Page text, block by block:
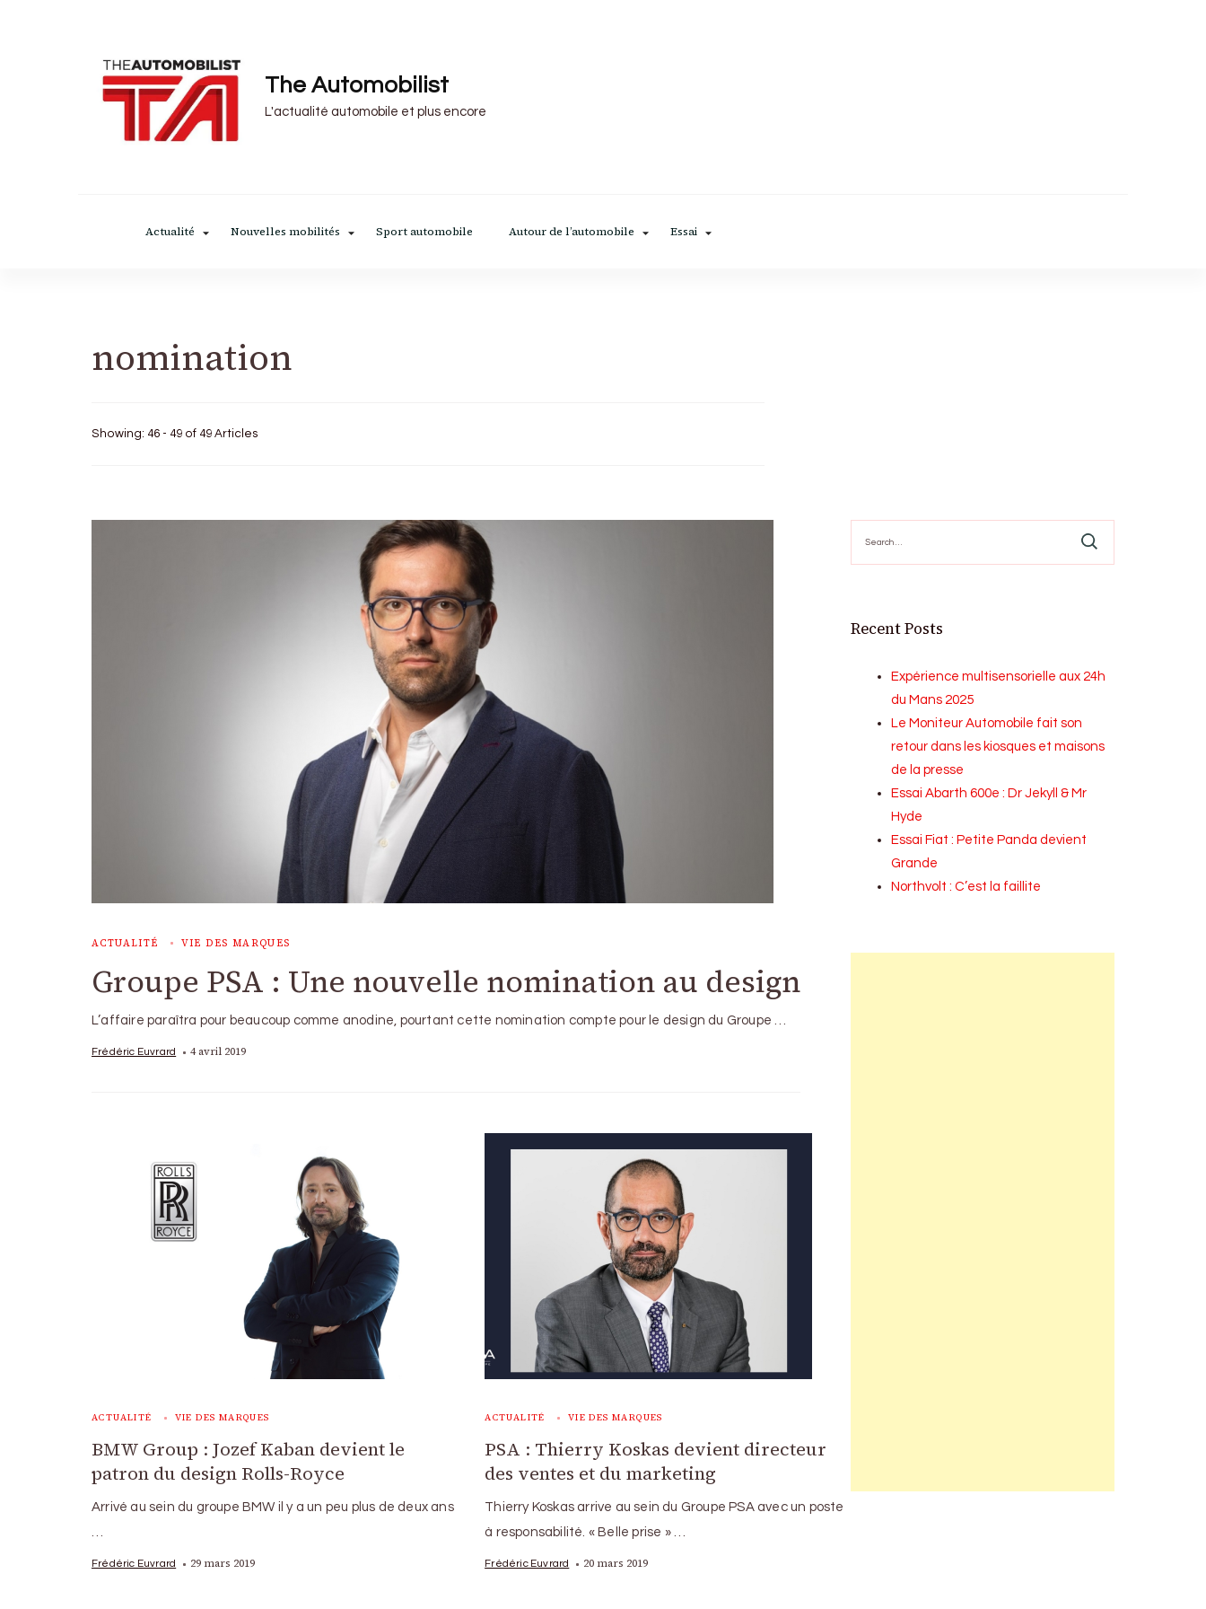
The Automobilist
L'actualité automobile et plus encore
Actualité Nouvelles mobilités Sport automobile Autour de l’automobile Essai
nomination
Showing: 46 - 49 of 49 Articles
ACTUALITÉ VIE DES MARQUES
Groupe PSA : Une nouvelle nomination au design
L’affaire paraîtra pour beaucoup comme anodine, pourtant cette nomination compte pour le design du Groupe …
Frédéric Euvrard 4 avril 2019
ACTUALITÉ VIE DES MARQUES
BMW Group : Jozef Kaban devient le
patron du design Rolls-Royce
Arrivé au sein du groupe BMW il y a un peu plus de deux ans
…
Frédéric Euvrard 29 mars 2019
ACTUALITÉ VIE DES MARQUES
PSA : Thierry Koskas devient directeur
des ventes et du marketing
Thierry Koskas arrive au sein du Groupe PSA avec un poste
à responsabilité. « Belle prise » …
Frédéric Euvrard 20 mars 2019
for:
Recent Posts
Expérience multisensorielle aux 24h
du Mans 2025
Le Moniteur Automobile fait son
retour dans les kiosques et maisons
de la presse
Essai Abarth 600e : Dr Jekyll & Mr
Hyde
Essai Fiat : Petite Panda devient
Grande
Northvolt : C’est la faillite